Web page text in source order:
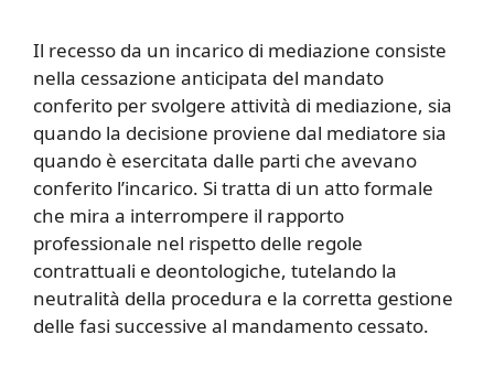
Il recesso da un incarico di mediazione consiste
nella cessazione anticipata del mandato
conferito per svolgere attività di mediazione, sia
quando la decisione proviene dal mediatore sia
quando è esercitata dalle parti che avevano
conferito l’incarico. Si tratta di un atto formale
che mira a interrompere il rapporto
professionale nel rispetto delle regole
contrattuali e deontologiche, tutelando la
neutralità della procedura e la corretta gestione
delle fasi successive al mandamento cessato.